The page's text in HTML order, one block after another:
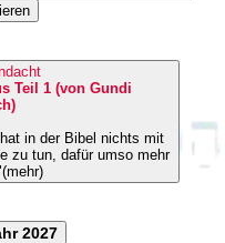
Teil 1 (von Gundi
zu tun, dafür umso mehr
2027